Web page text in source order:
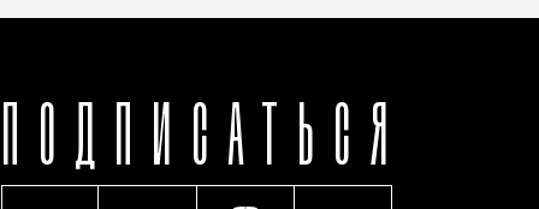
ПОДПИСАТЬСЯ